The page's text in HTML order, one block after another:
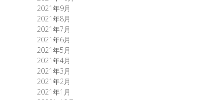
2021年9月
2021年8月
2021年7月
2021年6月
2021年5月
2021年4月
2021年3月
2021年2月
2021年1月